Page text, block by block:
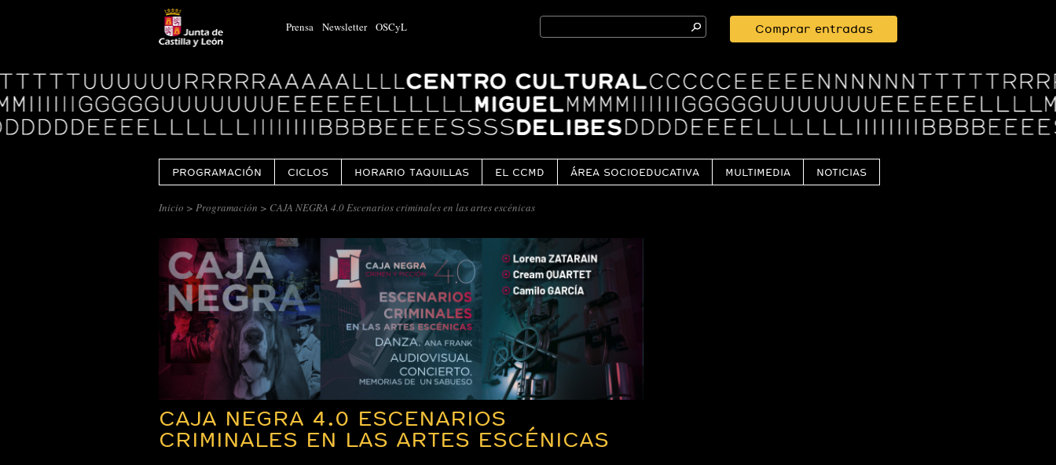
Prensa Newsletter OSCyL
Search
for:
Comprar entradas
Logo
Centro
Cultural
Miguel
Delibes
PROGRAMACIÓN CICLOS HORARIO TAQUILLAS EL CCMD ÁREA SOCIOEDUCATIVA MULTIMEDIA NOTICIAS
Inicio > Programación > CAJA NEGRA 4.0 Escenarios criminales en las artes escénicas
CAJA NEGRA 4.0 ESCENARIOS
CRIMINALES EN LAS ARTES ESCÉNICAS